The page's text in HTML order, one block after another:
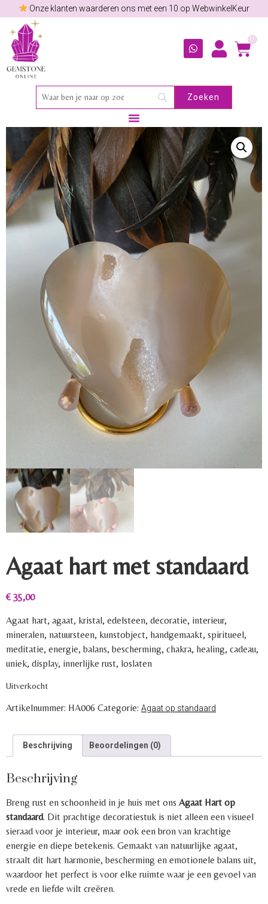
Onze klanten waarderen ons met een 10 op WebwinkelKeur
0
Agaat hart met standaard
€ 35,00
Agaat hart, agaat, kristal, edelsteen, decoratie, interieur,
mineralen, natuursteen, kunstobject, handgemaakt, spiritueel,
meditatie, energie, balans, bescherming, chakra, healing, cadeau,
uniek, display, innerlijke rust, loslaten
Uitverkocht
Artikelnummer: HA006 Categorie: Agaat op standaard
Beschrijving Beoordelingen (0)
Beschrijving
Breng rust en schoonheid in je huis met ons Agaat Hart op
standaard. Dit prachtige decoratiestuk is niet alleen een visueel
sieraad voor je interieur, maar ook een bron van krachtige
energie en diepe betekenis. Gemaakt van natuurlijke agaat,
straalt dit hart harmonie, bescherming en emotionele balans uit,
waardoor het perfect is voor elke ruimte waar je een gevoel van
vrede en liefde wilt creëren.